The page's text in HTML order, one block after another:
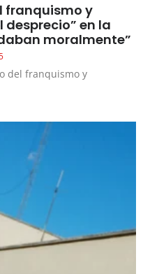
franquismo y
en la
moralmente”
del franquismo y